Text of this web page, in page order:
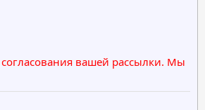
согласования вашей рассылки. Мы